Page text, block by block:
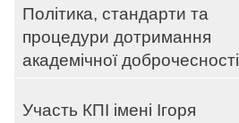
Політика, стандарти та
процедури дотримання
академічної доброчесності
Участь КПІ імені Ігоря